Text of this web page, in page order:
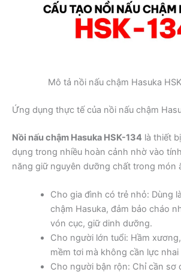
Mô tả nồi nấu chậm Hasuka
Ứng dụng thực tế của nồi nấu chậm
Nồi nấu chậm Hasuka HSK-134 là thiết
dụng trong nhiều hoàn cảnh nhờ vào
năng giữ nguyên dưỡng chất trong món
Cho gia đình có trẻ nhỏ: Dùng
chậm Hasuka, đảm bảo cháo
vón cục, giữ dinh dưỡng.
Cho người lớn tuổi: Hầm
mềm tơi mà không cần lực nhai
Cho người bận rộn: Chỉ cần sơ